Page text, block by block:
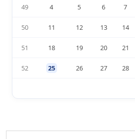
49 4 5 6 7
50 11 12 13 14
51 18 19 20 21
52 25 26 27 28